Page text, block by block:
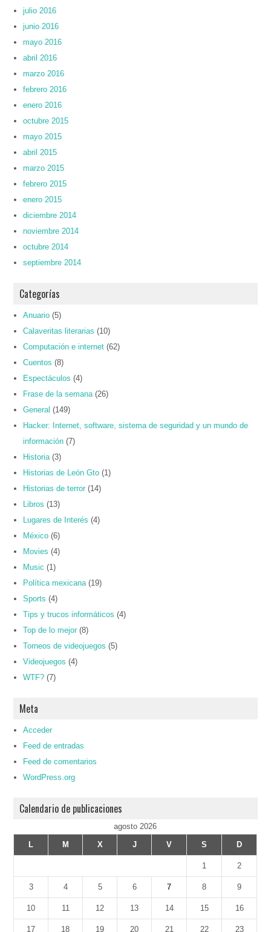
julio 2016
junio 2016
mayo 2016
abril 2016
marzo 2016
febrero 2016
enero 2016
octubre 2015
mayo 2015
abril 2015
marzo 2015
febrero 2015
enero 2015
diciembre 2014
noviembre 2014
octubre 2014
septiembre 2014
Categorías
Anuario (5)
Calaveritas literarias (10)
Computación e internet (62)
Cuentos (8)
Espectáculos (4)
Frase de la semana (26)
General (149)
Hacker: Internet, software, sistema de seguridad y un mundo de
información (7)
Historia (3)
Historias de León Gto (1)
Historias de terror (14)
Libros (13)
Lugares de Interés (4)
México (6)
Movies (4)
Music (1)
Política mexicana (19)
Sports (4)
Tips y trucos informáticos (4)
Top de lo mejor (8)
Torneos de videojuegos (5)
Videojuegos (4)
WTF? (7)
Meta
Acceder
Feed de entradas
Feed de comentarios
WordPress.org
Calendario de publicaciones
agosto 2026
L
M X J V S D
1 2
3 4 5 6 7 8 9
10 11 12 13 14 15 16
17 18 19 20 21 22 23